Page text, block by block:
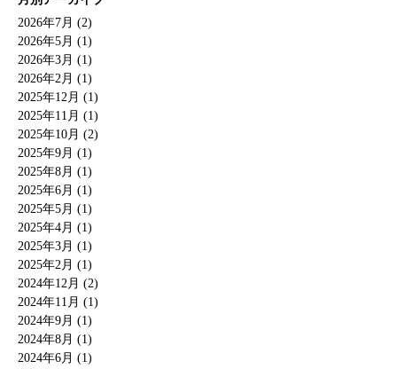
2026年7月 (2)
2026年5月 (1)
2026年3月 (1)
2026年2月 (1)
2025年12月 (1)
2025年11月 (1)
2025年10月 (2)
2025年9月 (1)
2025年8月 (1)
2025年6月 (1)
2025年5月 (1)
2025年4月 (1)
2025年3月 (1)
2025年2月 (1)
2024年12月 (2)
2024年11月 (1)
2024年9月 (1)
2024年8月 (1)
2024年6月 (1)